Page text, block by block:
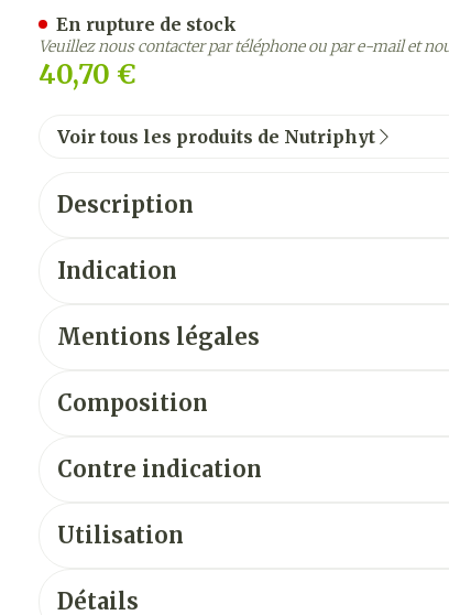
40,70 €
En rupture de stock
Veuillez nous contacter par téléphone ou par e-mail et
Voir tous les produits de Nutriphyt
Description
Indication
Mentions légales
Composition
Contre indication
Utilisation
Détails